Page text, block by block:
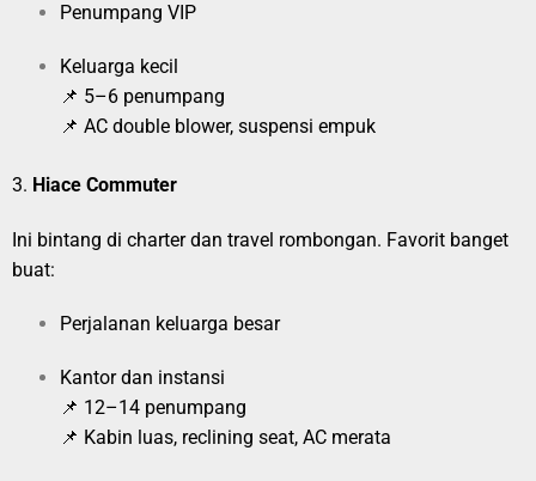
Penumpang VIP
Keluarga kecil
📌 5–6 penumpang
📌 AC double blower, suspensi empuk
3. Hiace Commuter
Ini bintang di charter dan travel rombongan. Favorit banget
buat:
Perjalanan keluarga besar
Kantor dan instansi
📌 12–14 penumpang
📌 Kabin luas, reclining seat, AC merata